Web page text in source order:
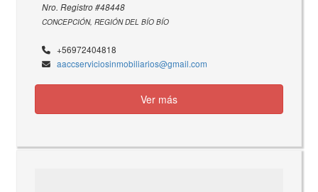
Nro. Registro #48448
CONCEPCIÓN, REGIÓN DEL BÍO BÍO
+56972404818
aaccserviciosinmobiliarios@gmail.com
Ver más